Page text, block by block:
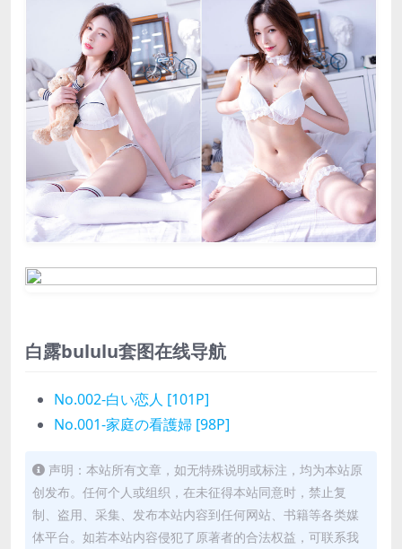
白露bululu套图在线导航
No.002-白い恋人 [101P]
No.001-家庭の看護婦 [98P]
声明：本站所有文章，如无特殊说明或标注，均为本站原
创发布。任何个人或组织，在未征得本站同意时，禁止复
制、盗用、采集、发布本站内容到任何网站、书籍等各类媒
体平台。如若本站内容侵犯了原著者的合法权益，可联系我